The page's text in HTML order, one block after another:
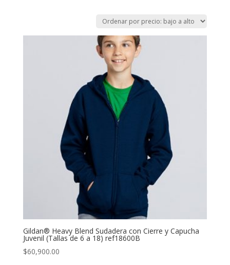
Gildan® Heavy Blend Sudadera con Cierre y Capucha
Juvenil (Tallas de 6 a 18) ref18600B
$60,900.00